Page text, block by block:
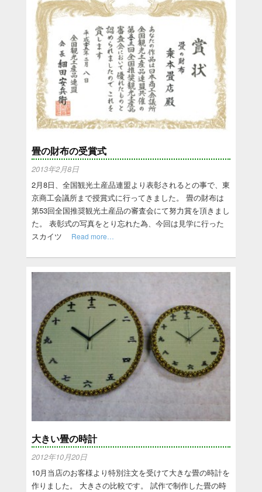
畳の財布の受賞式
2013年2月8日
2月8日、全国観光土産品連盟より表彰されるとの事で、東
京商工会議所まで授賞式に行ってきました。 畳の財布は
第53回全国推奨観光土産品の審査会にて努力賞を頂きまし
た。 表彰式の写真をとり忘れた為、今回は見学に行った
スカイツ
Read more…
大きい畳の時計
2012年10月20日
10月当店のお客様より特別注文を受けて大きな畳の時計を
作りました。 大きさの比較です。 試作で制作した畳の時